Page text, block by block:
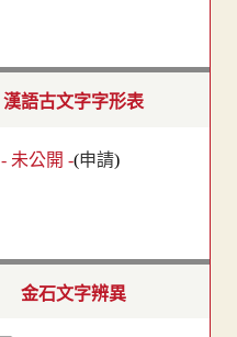
漢語古文字字形表
- 未公開 -(申請)
金石文字辨異